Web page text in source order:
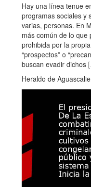
Hay una línea tenue
programas sociales y
varias, personas. En
más común de lo que
prohibida por la
“prospectos” o
buscan evadir dichos
Heraldo de